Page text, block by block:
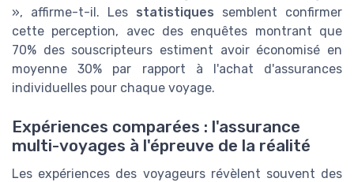
», affirme-t-il. Les statistiques semblent confirmer
cette perception, avec des enquêtes montrant que
70% des souscripteurs estiment avoir économisé en
moyenne 30% par rapport à l'achat d'assurances
individuelles pour chaque voyage.
Expériences comparées : l'assurance
multi-voyages à l'épreuve de la réalité
Les expériences des voyageurs révèlent souvent des